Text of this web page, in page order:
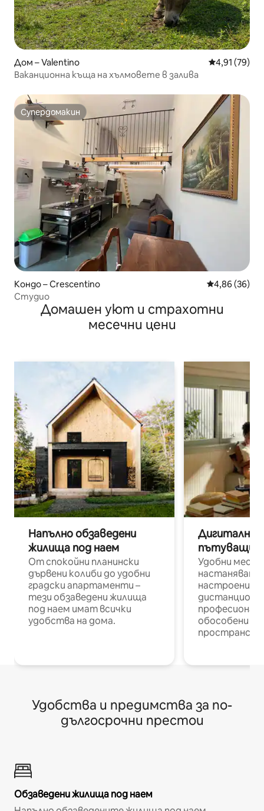
Дом – Valentino Средна
4,91 (79)
Ваканционна къща на хълмовете в залива
Супердомакин
Супердомакин
Кондо – Crescentino Средна
4,86 (36)
Студио
Домашен уют и страхотни
месечни цени
Напълно обзаведени
жилища под наем
От спокойни планински
дървени колиби до удобни
градски апартаменти –
тези обзаведени жилища
под наем имат всички
удобства на дома.
Дигитални
пътуващи
Удобни
настаняване
настроени и
обособени
Удобства и предимства за по-
дългосрочни престои
Обзаведени жилища под наем